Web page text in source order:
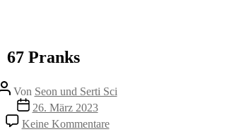
67 Pranks
Beitragsautor
Von Seon und Serti Sci
Beitragsdatum
26. März 2023
Keine Kommentarezu
67